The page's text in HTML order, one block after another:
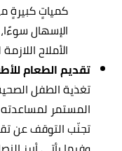
كمياتٍ كبيرةٍ
الإسهال
الأملاح
تقديم الطعام
تغذية الطفل
المستمر
تجنّب التوقف عن تقديم